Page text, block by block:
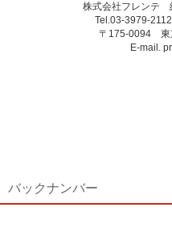
株式会社フレンテ
Tel.03-3979-
〒175-0094 東
E-mail.
バックナンバー